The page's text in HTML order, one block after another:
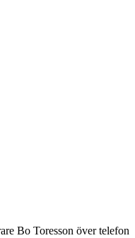
Bo Toresson över telefon